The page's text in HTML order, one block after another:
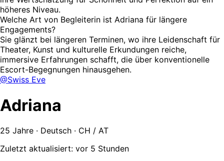
höheres Niveau.
Welche Art von Begleiterin ist Adriana für längere
Engagements?
Sie glänzt bei längeren Terminen, wo ihre Leidenschaft für
Theater, Kunst und kulturelle Erkundungen reiche,
immersive Erfahrungen schafft, die über konventionelle
Escort-Begegnungen hinausgehen.
@Swiss Eve
Adriana
25 Jahre · Deutsch · CH / AT
Zuletzt aktualisiert: vor 5 Stunden